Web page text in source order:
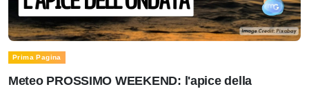
Prima Pagina
Meteo PROSSIMO WEEKEND: l'apice della